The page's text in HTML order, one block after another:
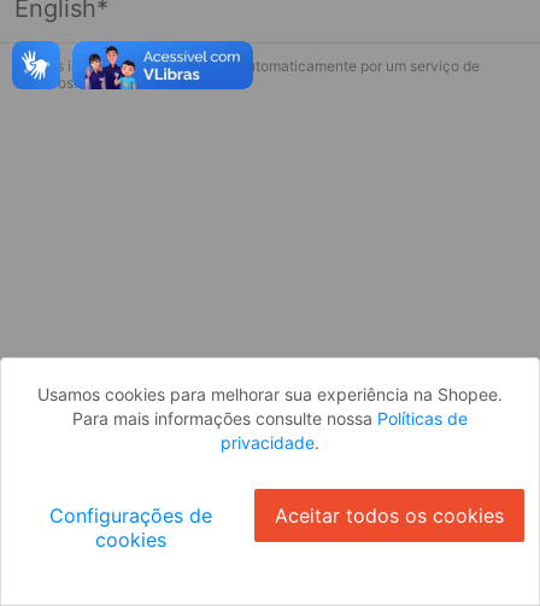
Página indisponível
Desculpe, algo deu errado. Faça login
English*
* Esses idiomas serão traduzidos automaticamente por um serviço de
terceiros.
Usamos cookies para melhorar sua experiência na Shopee.
Para mais informações consulte nossa Políticas de
privacidade.
Configurações de
cookies
Aceitar todos os cookies